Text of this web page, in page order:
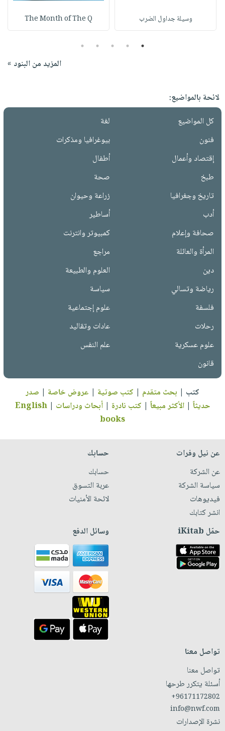
وسيلة جداول الضرب The Month of The Q
1
2
3
4
5
المزيد من البنود »
لائحة بالمواضيع:
كل المواضيع
لغة
فنون
بيوغرافيا ومذكرات
إقتصاد وأعمال
أطفال
طبخ
صحة
تاريخ وجغرافيا
زراعة وحيوان
أدب
أساطير
صحافة وإعلام
كمبيوتر وانترنت
المرأة والعائلة
مراجع
دين
العلوم والطبيعة
رياضة وتسالي
سياسة
فلسفة
علوم إجتماعية
رحلات
عادات وتقاليد
علوم عسكرية
علم النفس
قانون
كتب | بحث متقدم | كتب صوتية | عروض خاصة | صدر
حديثاً |الأكثر مبيعاً | كتب نادرة |أبحاث ودراسات |
English
books
عن نيل وفرات
عن الشركة
سياسة الشركة
فيديوهات
انشر كتابك
حسابك
حسابك
عربة التسوق
لائحة الأمنيات
حمّل iKitab وسائل الدفع
تواصل معنا
تواصل معنا
أسئلة يتكرر طرحها
+96171172802
info@nwf.com
نشرة الإصدارات